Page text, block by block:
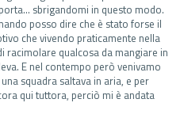
sbrigandomi in questo modo.
posso dire che è stato forse il
che vivendo praticamente nella
racimolare qualcosa da mangiare in
E nel contempo però venivamo
squadra saltava in aria, e per
qui tuttora, perciò mi è andata